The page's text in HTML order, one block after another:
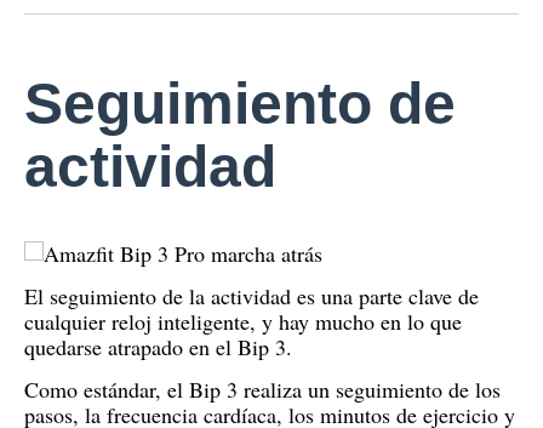
Seguimiento de
actividad
El seguimiento de la actividad es una parte clave de
cualquier reloj inteligente, y hay mucho en lo que
quedarse atrapado en el Bip 3.
Como estándar, el Bip 3 realiza un seguimiento de los
pasos, la frecuencia cardíaca, los minutos de ejercicio y